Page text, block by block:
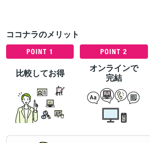
ココナラのメリット
比較してお得
オンラインで
完結